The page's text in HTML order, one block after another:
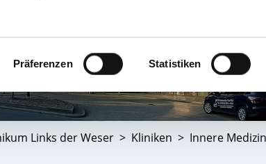
Präferenzen Statistiken
Links der Weser Kliniken Innere